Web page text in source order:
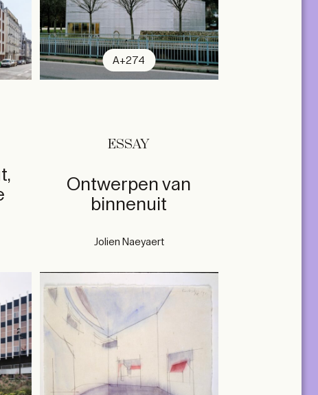
A+274
ESSAY
Ontwerpen van
binnenuit
Jolien Naeyaert